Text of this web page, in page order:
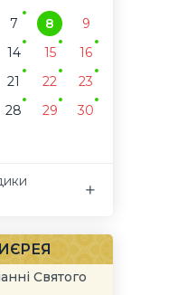
7 8
9
14 15
16
21 22
23
28 29
30
Святого